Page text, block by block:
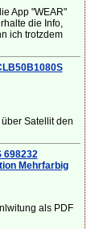
App "WEAR"
die Info,
ich trotzdem
Satellit den
698232
Mehrfarbig
als PDF